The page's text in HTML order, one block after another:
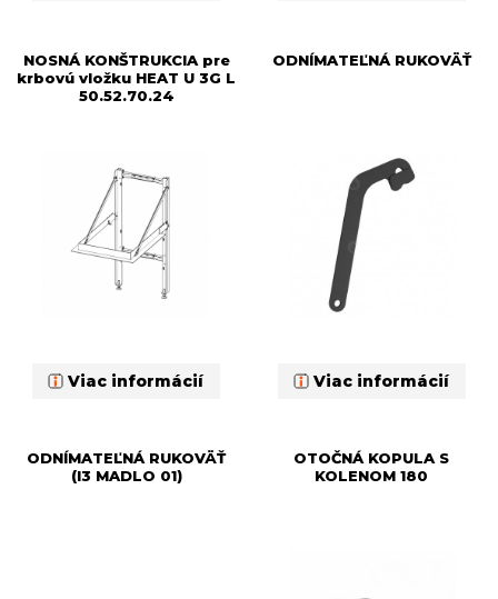
NOSNÁ KONŠTRUKCIA pre
krbovú vložku HEAT U 3G L
50.52.70.24
Viac informácií
ODNÍMATEĽNÁ RUKOVÄŤ
Viac informácií
ODNÍMATEĽNÁ RUKOVÄŤ
(I3 MADLO 01)
OTOČNÁ KOPULA S
KOLENOM 180